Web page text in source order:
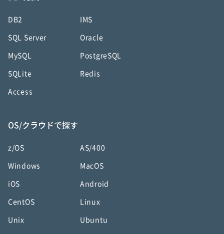
DB2 IMS
SQL Server Oracle
MySQL PostgreSQL
SQLite Redis
Access
OS/クラウドで探す
z/OS AS/400
Windows MacOS
iOS Android
CentOS Linux
Unix Ubuntu